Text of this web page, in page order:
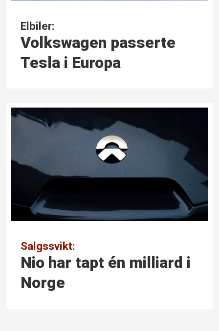
Elbiler:
Volkswagen passerte
Tesla i Europa
Salgssvikt:
Nio har tapt én milliard i
Norge